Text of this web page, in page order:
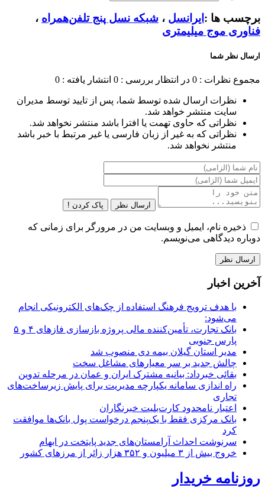
برچسب ها : ایرانسل ، شبکه نسل پنج تلفن‌همراه ،
فناوری موج میلیمتری
ارسال نظر شما
مجموع نظرات : 0 در انتظار بررسی : 0 انتشار یافته : 0
نظرات ارسال شده توسط شما، پس از تایید توسط مدیران
سایت منتشر خواهد شد.
نظراتی که حاوی تهمت یا افترا باشد منتشر نخواهد شد.
نظراتی که به غیر از زبان فارسی یا غیر مرتبط با خبر باشد
منتشر نخواهد شد.
ارسال نظر پاک کردن !
ذخیره نام، ایمیل و وبسایت من در مرورگر برای زمانی که
دوباره دیدگاهی می‌نویسم.
آخرین اخبار
با هدف ترویج فرهنگ استفاده از چک‌های الکترونیکی انجام
می‌شود:
بانک تجارت، تأمین‌کننده مالی پروژه بازسازی فازهای ۴ و ۵
پارس جنوبی
مدیر استان گیلان بیمه دی منصوب شد
چالش جدید بر سر معیارهای مشاغل سخت
بقائی خبرداد: بیانیه مشترک ایران و عمان در مرحله تدوین
راه اندازی سامانه یکپارچه مدیریت برای پایش زیرساخت‌های
تجاری
اعتبار نامحدود کارت‌بلیت خبرنگاران
بانک مرکزی فقط با یک‌‎پنجم درخواست پول بانک‌ها موافقت
کرد
سرنوشت احداث آرامستان‌های جدید پایتخت در ابهام
خروج بیش از ۳ میلیون و ۳۵۲ هزار زائر از مرزهای کشور
روزنامه خریدار